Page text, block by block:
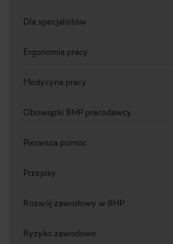
Dla specjalistów
Ergonomia pracy
Medycyna pracy
Obowiązki BHP pracodawcy
Pierwsza pomoc
Przepisy
Rozwój zawodowy w BHP
Ryzyko zawodowe